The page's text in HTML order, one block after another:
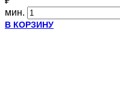
мин.
В КОРЗИНУ